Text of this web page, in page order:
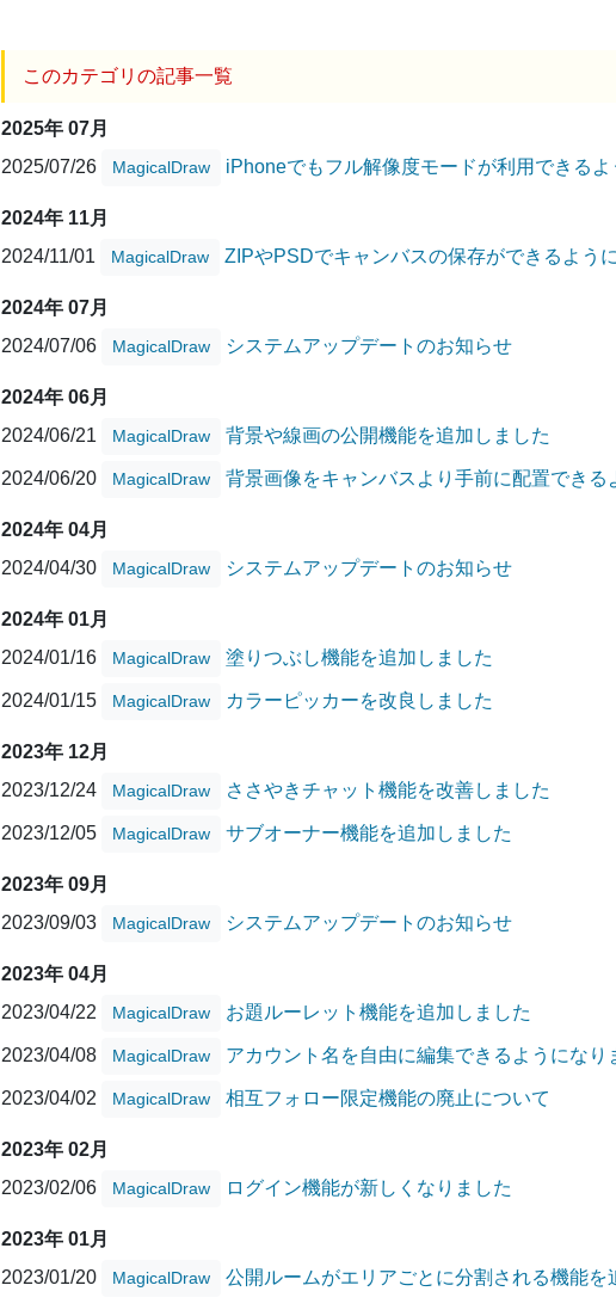
このカテゴリの記事一覧
2025年 07月
2025/07/26
MagicalDraw iPhoneでもフル解像度モードが利用できるよ
2024年 11月
2024/11/01
MagicalDraw ZIPやPSDでキャンバスの保存ができるよう
2024年 07月
2024/07/06
MagicalDraw システムアップデートのお知らせ
2024年 06月
2024/06/21
MagicalDraw 背景や線画の公開機能を追加しました
2024/06/20 MagicalDraw 背景画像をキャンバスより手前に配置できる
2024年 04月
2024/04/30
MagicalDraw システムアップデートのお知らせ
2024年 01月
2024/01/16
MagicalDraw 塗りつぶし機能を追加しました
2024/01/15 MagicalDraw カラーピッカーを改良しました
2023年 12月
2023/12/24
MagicalDraw ささやきチャット機能を改善しました
2023/12/05 MagicalDraw サブオーナー機能を追加しました
2023年 09月
2023/09/03
MagicalDraw システムアップデートのお知らせ
2023年 04月
2023/04/22
MagicalDraw お題ルーレット機能を追加しました
2023/04/08 MagicalDraw アカウント名を自由に編集できるようになり
2023/04/02 MagicalDraw 相互フォロー限定機能の廃止について
2023年 02月
2023/02/06
MagicalDraw ログイン機能が新しくなりました
2023年 01月
2023/01/20
MagicalDraw 公開ルームがエリアごとに分割される機能を